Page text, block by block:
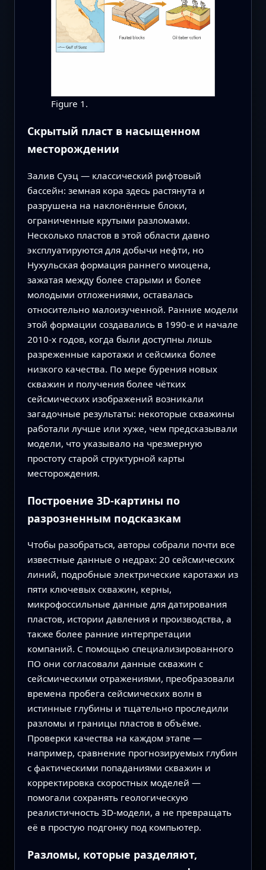
Figure 1.
Скрытый пласт в насыщенном
месторождении
Залив Суэц — классический рифтовый
бассейн: земная кора здесь растянута и
разрушена на наклонённые блоки,
ограниченные крутыми разломами.
Несколько пластов в этой области давно
эксплуатируются для добычи нефти, но
Нухульская формация раннего миоцена,
зажатая между более старыми и более
молодыми отложениями, оставалась
относительно малоизученной. Ранние модели
этой формации создавались в 1990‑е и начале
2010‑х годов, когда были доступны лишь
разреженные каротажи и сейсмика более
низкого качества. По мере бурения новых
скважин и получения более чётких
сейсмических изображений возникали
загадочные результаты: некоторые скважины
работали лучше или хуже, чем предсказывали
модели, что указывало на чрезмерную
простоту старой структурной карты
месторождения.
Построение 3D-картины по
разрозненным подсказкам
Чтобы разобраться, авторы собрали почти все
известные данные о недрах: 20 сейсмических
линий, подробные электрические каротажи из
пяти ключевых скважин, керны,
микрофоссильные данные для датирования
пластов, истории давления и производства, а
также более ранние интерпретации
компаний. С помощью специализированного
ПО они согласовали данные скважин с
сейсмическими отражениями, преобразовали
времена пробега сейсмических волн в
истинные глубины и тщательно проследили
разломы и границы пластов в объёме.
Проверки качества на каждом этапе —
например, сравнение прогнозируемых глубин
с фактическими попаданиями скважин и
корректировка скоростных моделей —
помогали сохранять геологическую
реалистичность 3D‑модели, а не превращать
её в простую подгонку под компьютер.
Разломы, которые разделяют,